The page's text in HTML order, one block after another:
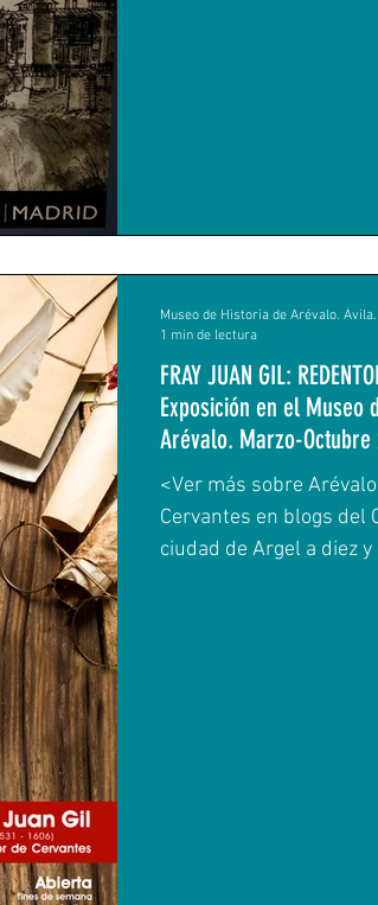
FRAY JUAN GIL:
Exposición en el Museo
Arévalo. Marzo-Octubre
<Ver más sobre
Cervantes en blogs del
ciudad de Argel a diez
Museo de Historia de Arévalo.
1 min de lectura